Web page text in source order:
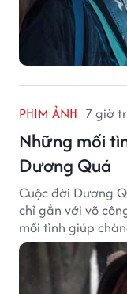
PHIM ẢNH 7 giờ
Những mối
Dương Quá
Cuộc đời Dương
chỉ gắn với võ
mối tình giúp